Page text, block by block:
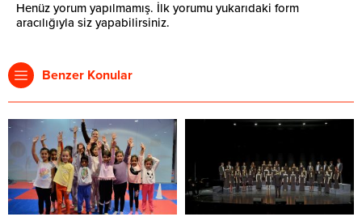
Henüz yorum yapılmamış. İlk yorumu yukarıdaki form
aracılığıyla siz yapabilirsiniz.
Benzer Konular